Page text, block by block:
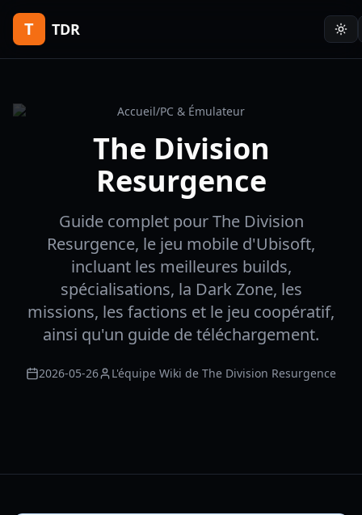
T TDR
Accueil/PC & Émulateur
The Division
Resurgence
Guide complet pour The Division
Resurgence, le jeu mobile d'Ubisoft,
incluant les meilleures builds,
spécialisations, la Dark Zone, les
missions, les factions et le jeu coopératif,
ainsi qu'un guide de téléchargement.
2026-05-26 L'équipe Wiki de The Division Resurgence